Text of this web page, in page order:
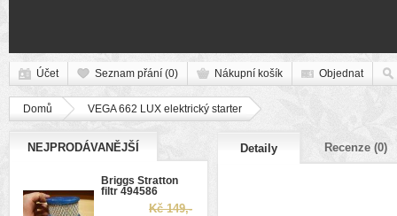
Účet Seznam přání (0) Nákupní košík Objednat
Domů VEGA 662 LUX elektrický starter
NEJPRODÁVANĚJŠÍ
Briggs Stratton
filtr 494586
Kč 149,-
Detaily Recenze (0)